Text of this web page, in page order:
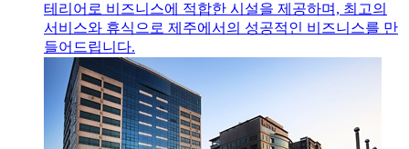
테리어로 비즈니스에 적합한 시설을 제공하며, 최고의
서비스와 휴식으로 제주에서의 성공적인 비즈니스를 만
들어드립니다.